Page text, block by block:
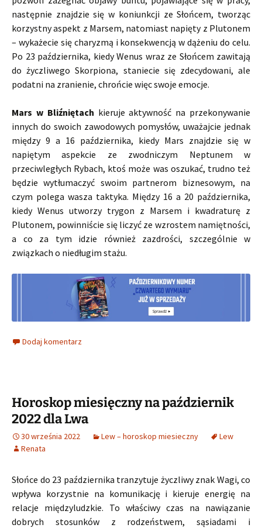
następnie znajdzie się w koniunkcji ze Słońcem, tworząc
korzystny aspekt z Marsem, natomiast napięty z Plutonem
– wykażecie się charyzmą i konsekwencją w dążeniu do celu.
Po 23 października, kiedy Wenus wraz ze Słońcem zawitają
do życzliwego Skorpiona, staniecie się zdecydowani, ale
podatni na zranienie, chrońcie więc swoje emocje.
Mars w Bliźniętach kieruje aktywność na przekonywanie
innych do swoich zawodowych pomysłów, uważajcie jednak
między 9 a 16 października, kiedy Mars znajdzie się w
napiętym aspekcie ze zwodniczym Neptunem w
przeciwległych Rybach, ktoś może was oszukać, trudno też
będzie wytłumaczyć swoim partnerom biznesowym, na
czym polega wasza taktyka. Między 16 a 20 października,
kiedy Wenus utworzy trygon z Marsem i kwadraturę z
Plutonem, powinniście się liczyć ze wzrostem namiętności,
a co za tym idzie również zazdrości, szczególnie w
związkach o niedługim stażu.
Dodaj komentarz
Horoskop miesięczny na październik
2022 dla Lwa
30 września 2022 Lew – horoskop miesieczny
Lew
Renata
Słońce do 23 października tranzytuje życzliwy znak Wagi, co
wpływa korzystnie na komunikację i kieruje energię na
relacje międzyludzkie. To właściwy czas na nawiązanie
dobrych stosunków z rodzeństwem, sąsiadami i